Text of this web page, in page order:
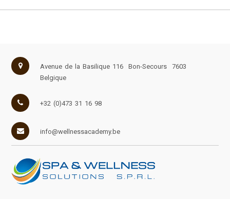
Avenue de la Basilique 116 Bon-Secours
7603
Belgique
+32 (0)473 31 16 98
info@wellnessacademy.be